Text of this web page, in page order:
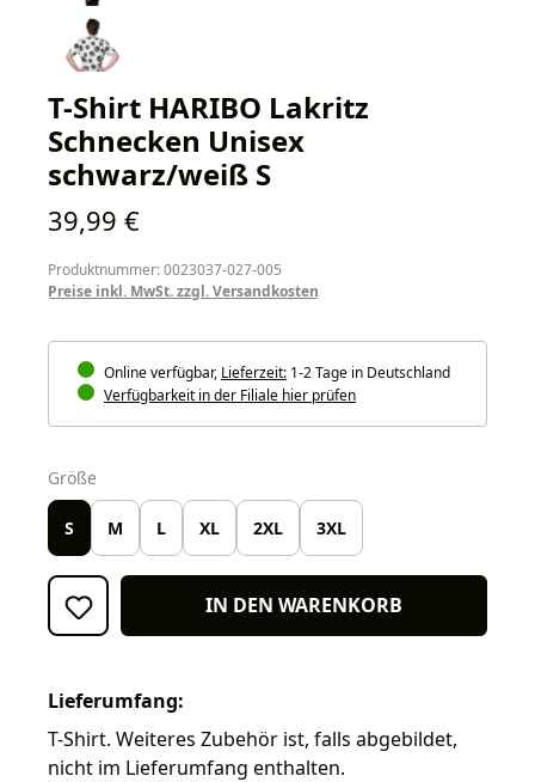
T-Shirt HARIBO Lakritz
Schnecken Unisex
schwarz/weiß S
Regulärer Preis:
39,99 €
Produktnummer: 0023037-027-005
Preise inkl. MwSt. zzgl. Versandkosten
Online verfügbar, Lieferzeit: 1-2 Tage in Deutschland
Verfügbarkeit in der Filiale hier prüfen
Größe
S M L XL 2XL 3XL
IN DEN WARENKORB
Lieferumfang:
T-Shirt. Weiteres Zubehör ist, falls abgebildet,
nicht im Lieferumfang enthalten.